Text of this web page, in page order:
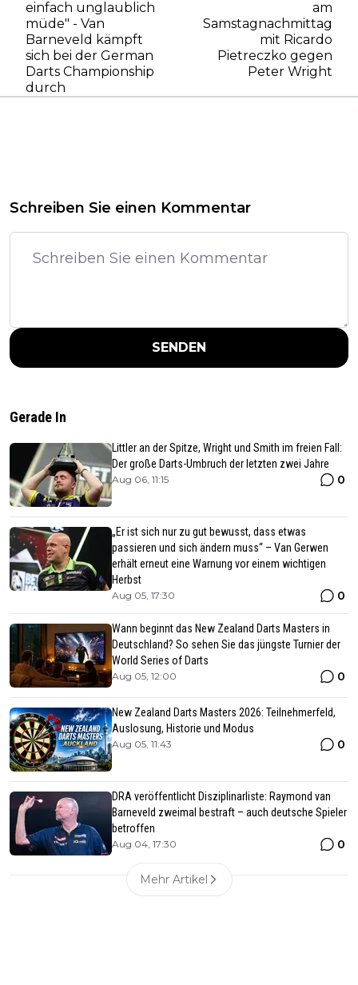
einfach unglaublich
müde" - Van
Barneveld kämpft
sich bei der German
Darts Championship
durch
am
Samstagnachmittag
mit Ricardo
Pietreczko gegen
Peter Wright
Schreiben Sie einen Kommentar
SENDEN
Gerade In
Littler an der Spitze, Wright und Smith im freien Fall:
Der große Darts-Umbruch der letzten zwei Jahre
Aug 06, 11:15 0
„Er ist sich nur zu gut bewusst, dass etwas
passieren und sich ändern muss“ – Van Gerwen
erhält erneut eine Warnung vor einem wichtigen
Herbst
Aug 05, 17:30 0
Wann beginnt das New Zealand Darts Masters in
Deutschland? So sehen Sie das jüngste Turnier der
World Series of Darts
Aug 05, 12:00 0
New Zealand Darts Masters 2026: Teilnehmerfeld,
Auslosung, Historie und Modus
Aug 05, 11:43 0
DRA veröffentlicht Disziplinarliste: Raymond van
Barneveld zweimal bestraft – auch deutsche Spieler
betroffen
Aug 04, 17:30 0
Mehr Artikel